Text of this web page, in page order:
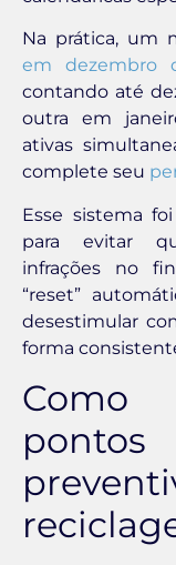
Na prática, um
em dezembro
contando até
outra em
ativas
complete seu
Esse sistema
para evitar
infrações no
“reset”
desestimular
forma